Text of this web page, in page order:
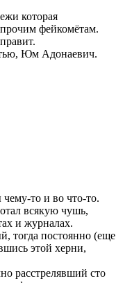
которая
фейкомётам.
Юм Адонаевич.
то и во что-то.
всякую чушь,
и журналах.
тогда постоянно (еще
этой херни,
расстрелявший сто